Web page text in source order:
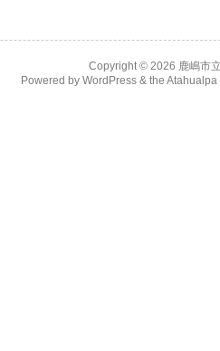
Copyright © 2026 鹿嶋市
Powered by WordPress& the Atahualpa